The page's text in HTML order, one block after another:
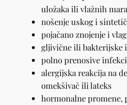
uložaka ili vlažnih
nošenje uskog i
pojačano znojenje i
gljivične ili bakterijske
polno prenosive
alergijska reakcija na
omekšivač ili lateks
hormonalne promene,